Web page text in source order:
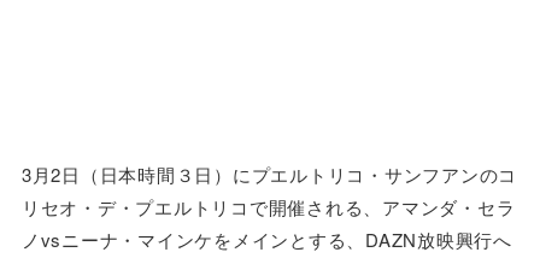
3月2日（日本時間３日）にプエルトリコ・サンフアンのコ
リセオ・デ・プエルトリコで開催される、アマンダ・セラ
ノvsニーナ・マインケをメインとする、DAZN放映興行へ